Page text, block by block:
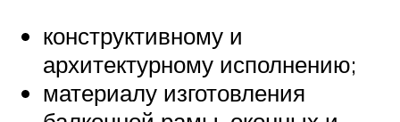
конструктивному и
архитектурному исполнению;
материалу изготовления